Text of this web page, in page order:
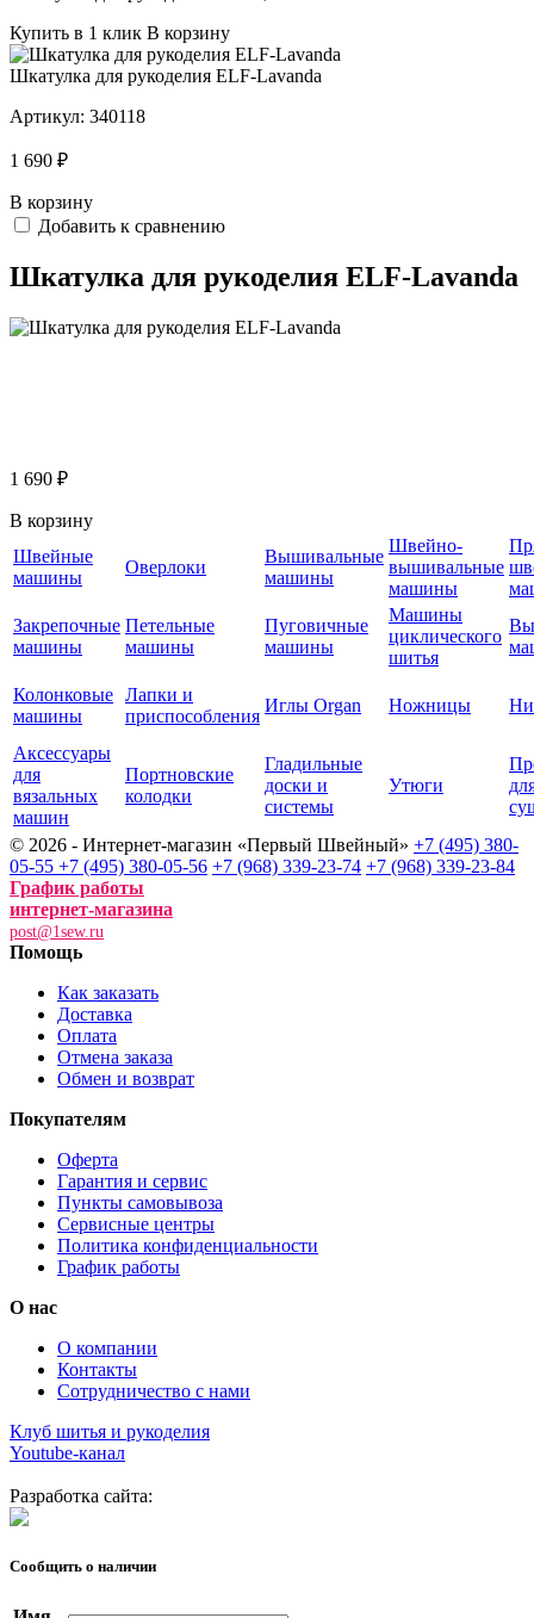
Купить в 1 клик В корзину
Шкатулка для рукоделия ELF-Lavanda
Артикул: 340118
1 690 ₽
В корзину
Добавить к сравнению
Шкатулка для рукоделия ELF-Lavanda
1 690 ₽
В корзину
Швейные
машины
Оверлоки
Вышивальные
машины
Швейно-
вышивальные
машины
Закрепочные
машины
Петельные
машины
Пуговичные
машины
Машины
циклического
шитья
Колонковые
машины
Лапки и
приспособления
Иглы Organ Ножницы
Аксессуары
для
вязальных
машин
Портновские
колодки
Гладильные
доски и
системы
Утюги
© 2026 - Интернет-магазин «Первый Швейный» +7 (495) 380-
05-55 +7 (495) 380-05-56 +7 (968) 339-23-74 +7 (968) 339-23-84
График работы
интернет-магазина
post@1sew.ru
Помощь
Как заказать
Доставка
Оплата
Отмена заказа
Обмен и возврат
Покупателям
Оферта
Гарантия и сервис
Пункты самовывоза
Сервисные центры
Политика конфиденциальности
График работы
О нас
О компании
Контакты
Сотрудничество с нами
Клуб шитья и рукоделия
Youtube-канал
Разработка сайта:
Сообщить о наличии